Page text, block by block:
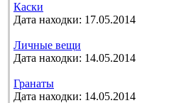
Каски
Дата находки: 17.05.2014
Личные вещи
Дата находки: 14.05.2014
Гранаты
Дата находки: 14.05.2014